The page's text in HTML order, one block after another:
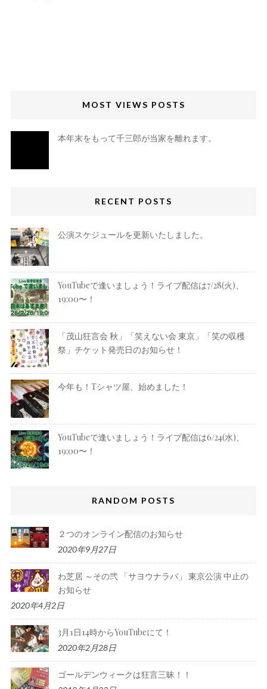
MOST VIEWS POSTS
本年末をもって千三郎が当家を離れます。
RECENT POSTS
公演スケジュールを更新いたしました。
YouTubeで逢いましょう！ライブ配信は7/28(火)、
19:00〜！
「茂山狂言会 秋」「笑えない会 東京」「笑の収穫
祭」チケット発売日のお知らせ！
今年も！Tシャツ屋、始めました！
YouTubeで逢いましょう！ライブ配信は6/24(水)、
19:00〜！
RANDOM POSTS
２つのオンライン配信のお知らせ
2020年9月27日
わ芝居 ～その弐 「サヨウナラバ」 東京公演 中止の
お知らせ
2020年4月2日
3月1日14時からYouTubeにて！
2020年2月28日
ゴールデンウィークは狂言三昧！！